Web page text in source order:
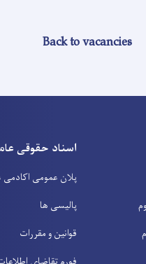
Back to vacancies
اسناد حقوقی
پلان عمومی اکادمی
پالیسی ها
قوانین و مقررات